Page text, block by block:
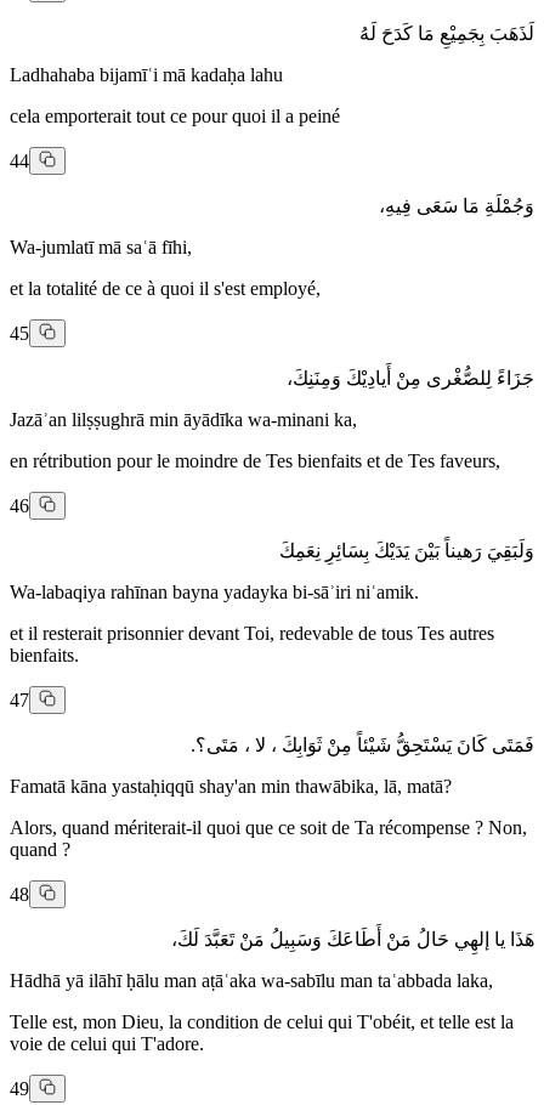
لَذَهَبَ بِجَمِيْعِ مَا كَدَحَ لَهُ
Ladhahaba bijamīʿi mā kadaḥa lahu
cela emporterait tout ce pour quoi il a peiné
44
وَجُمْلَةِ مَا سَعَى فِيهِ،
Wa-jumlatī mā saʿā fīhi,
et la totalité de ce à quoi il s'est employé,
45
جَزَاءً لِلصُّغْرى مِنْ أَيادِيْكَ وَمِنَنِكَ،
Jazāʾan lilṣṣughrā min āyādīka wa-minani ka,
en rétribution pour le moindre de Tes bienfaits et de Tes faveurs,
46
وَلَبَقِيَ رَهيناً بَيْنَ يَدَيْكَ بِسَائِرِ نِعَمِكَ
Wa-labaqiya rahīnan bayna yadayka bi-sāʾiri niʿamik.
et il resterait prisonnier devant Toi, redevable de tous Tes autres
bienfaits.
47
فَمَتَى كَانَ يَسْتَحِقُّ شَيْئاً مِنْ ثَوَابِكَ ، لا ، مَتَى؟.
Famatā kāna yastaḥiqqū shay'an min thawābika, lā, matā?
Alors, quand mériterait-il quoi que ce soit de Ta récompense ? Non,
quand ?
48
هَذَا يا إلهِي حَالُ مَنْ أَطَاعَكَ وَسَبِيلُ مَنْ تَعَبَّدَ لَكَ،
Hādhā yā ilāhī ḥālu man aṭāʿaka wa-sabīlu man taʿabbada laka,
Telle est, mon Dieu, la condition de celui qui T'obéit, et telle est la
voie de celui qui T'adore.
49